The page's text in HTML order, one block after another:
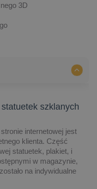
3D
szklanych
internetowej jest
klienta. Część
statuetek, plakiet, i
w magazynie,
na indywidualne